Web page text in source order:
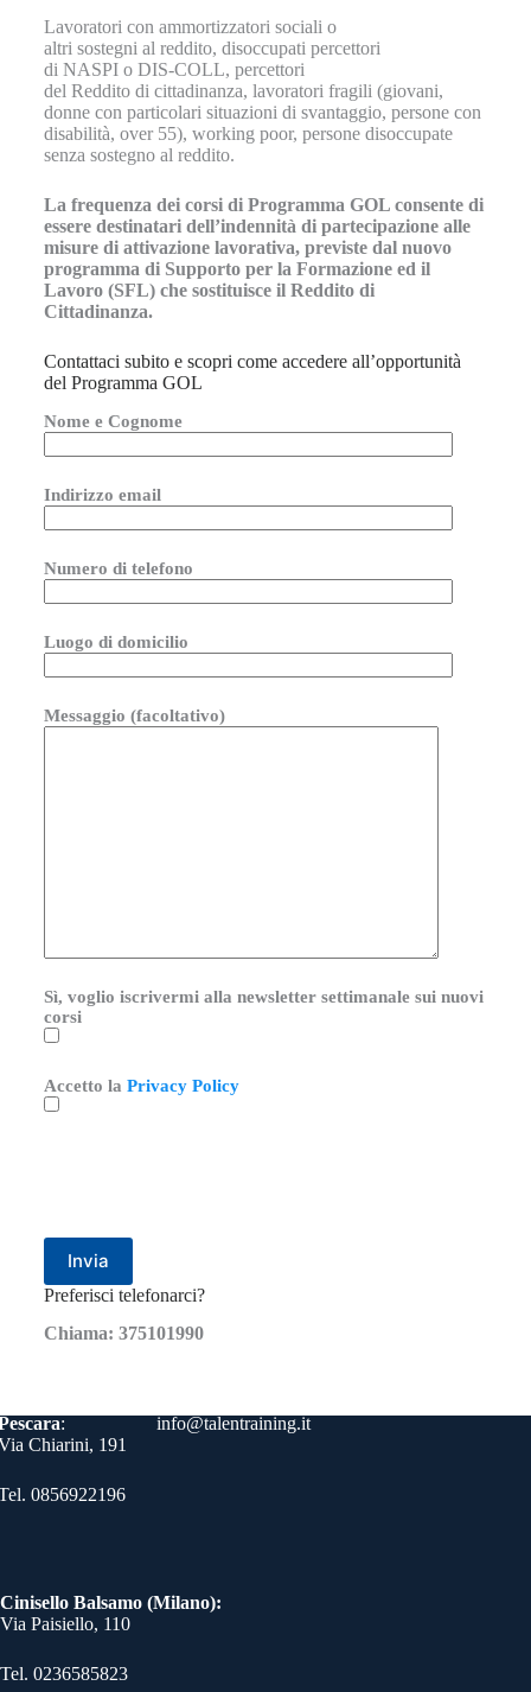
Lavoratori con ammortizzatori sociali o
altri sostegni al reddito, disoccupati percettori
di NASPI o DIS-COLL, percettori
del Reddito di cittadinanza, lavoratori fragili (giovani,
donne con particolari situazioni di svantaggio, persone con
disabilità, over 55), working poor, persone disoccupate
senza sostegno al reddito.
La frequenza dei corsi di Programma GOL consente di
essere destinatari dell’indennità di partecipazione alle
misure di attivazione lavorativa, previste dal nuovo
programma di Supporto per la Formazione ed il
Lavoro (SFL) che sostituisce il Reddito di
Cittadinanza.
Contattaci subito e scopri come accedere all’opportunità
del Programma GOL
Nome e Cognome
Indirizzo email
Numero di telefono
Luogo di domicilio
Messaggio (facoltativo)
Sì, voglio iscrivermi alla newsletter settimanale sui nuovi
corsi
Accetto la Privacy Policy
Preferisci telefonarci?
Chiama: 375101990
info@talentraining.it
:
Chiarini, 191
0856922196
Cinisello Balsamo (Milano):
Via Paisiello, 110
Tel. 0236585823​